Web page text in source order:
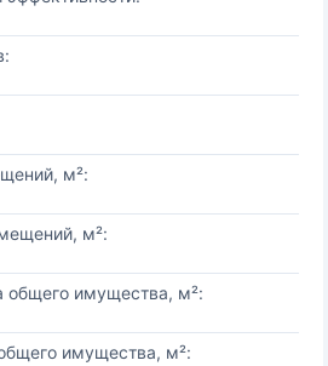
м²:
м²:
общего имущества, м²:
имущества, м²: